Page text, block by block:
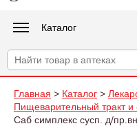
Каталог
Главная > Каталог >
Пищеварительный тракт
Саб симплекс сусп. д/